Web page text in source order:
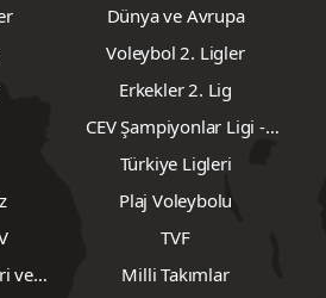
Dünya ve Avrupa
Voleybol 2. Ligler
Erkekler 2. Lig
CEV Şampiyonlar Ligi -
Erkekler
Türkiye Ligleri
Plaj Voleybolu
TVF
ve
Milli Takımlar